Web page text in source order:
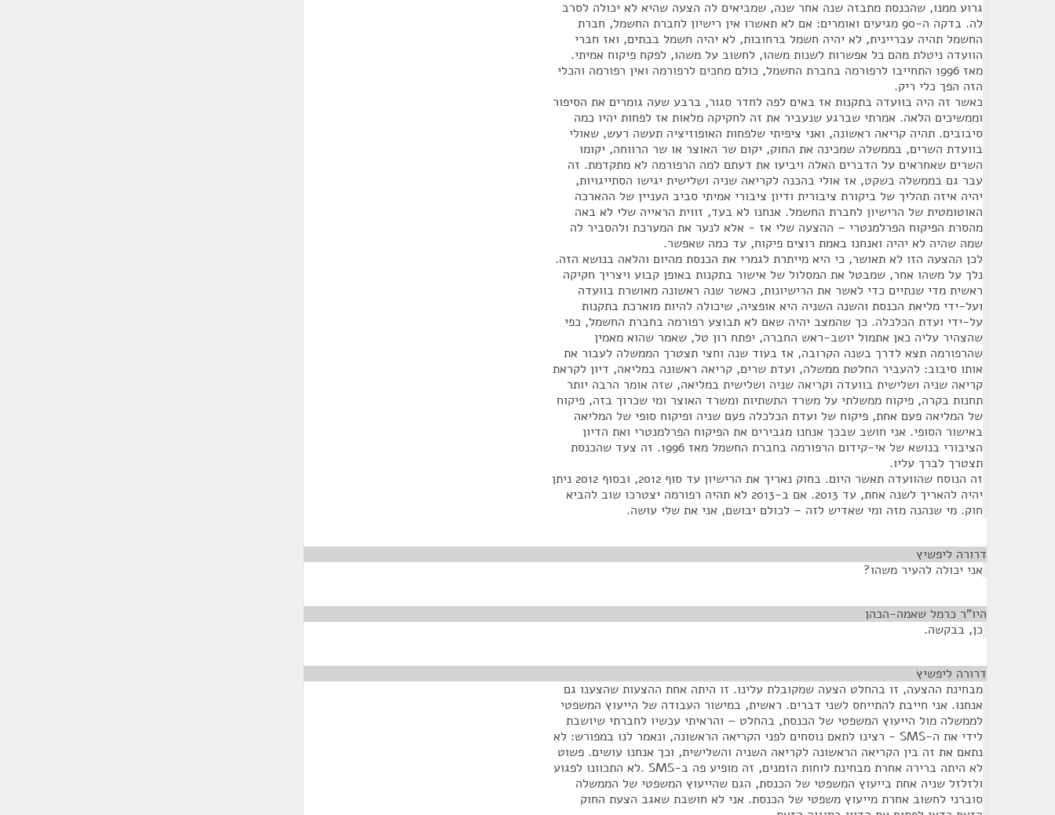
גרוע ממנו, שהכנסת מתבזה שנה אחר שנה, שמביאים לה הצעה שהיא לא יכולה לסרב
לה. בדקה ה-90 מגיעים ואומרים: אם לא תאשרו אין רישיון לחברת החשמל, חברת
החשמל תהיה עבריינית, לא יהיה חשמל ברחובות, לא יהיה חשמל בבתים, ואז חברי
הוועדה ניטלת מהם כל אפשרות לשנות משהו, לחשוב על משהו, לפקח פיקוח אמיתי.
מאז 1996 התחייבו לרפורמה בחברת החשמל, כולם מחכים לרפורמה ואין רפורמה והכלי
הזה הפך כלי ריק.
כאשר זה היה בוועדה בתקנות אז באים לפה לחדר סגור, ברבע שעה גומרים את הסיפור
וממשיכים הלאה. אמרתי שברגע שנעביר את זה לחקיקה מלאות אז לפחות יהיו כמה
סיבובים. תהיה קריאה ראשונה, ואני ציפיתי שלפחות האופוזיציה תעשה רעש, שאולי
בוועדת השרים, בממשלה שמכינה את החוק, יקום שר האוצר או שר הרווחה, יקומו
השרים שאחראים על הדברים האלה ויביעו את דעתם למה הרפורמה לא מתקדמת. זה
עבר גם בממשלה בשקט, אז אולי בהכנה לקריאה שניה ושלישית יגישו הסתייגויות,
יהיה איזה תהליך של ביקורת ציבורית ודיון ציבורי אמיתי סביב העניין של ההארכה
האוטומטית של הרישיון לחברת החשמל. אנחנו לא בעד, זווית הראייה שלי לא באה
מהסרת הפיקוח הפרלמנטרי – ההצעה שלי אז - אלא לנער את המערכת ולהסביר לה
שמה שהיה לא יהיה ואנחנו באמת רוצים פיקוח, עד כמה שאפשר.
לכן ההצעה הזו לא תאושר, כי היא מייתרת לגמרי את הכנסת מהיום והלאה בנושא הזה.
נלך על משהו אחר, שמבטל את המסלול של אישור בתקנות באופן קבוע ויצריך חקיקה
ראשית מדי שנתיים כדי לאשר את הרישיונות, כאשר שנה ראשונה מאושרת בוועדה
ועל-ידי מליאת הכנסת והשנה השניה היא אופציה, שיכולה להיות מוארכת בתקנות
על-ידי ועדת הכלכלה. כך שהמצב יהיה שאם לא תבוצע רפורמה בחברת החשמל, כפי
שהצהיר עליה כאן אתמול יושב-ראש החברה, יפתח רון טל, שאמר שהוא מאמין
שהרפורמה תצא לדרך בשנה הקרובה, אז בעוד שנה וחצי תצטרך הממשלה לעבור את
אותו סיבוב: להעביר החלטת ממשלה, ועדת שרים, קריאה ראשונה במליאה, דיון לקראת
קריאה שניה ושלישית בוועדה וקריאה שניה ושלישית במליאה, שזה אומר הרבה יותר
תחנות בקרה, פיקוח ממשלתי על משרד התשתיות ומשרד האוצר ומי שכרוך בזה, פיקוח
של המליאה פעם אחת, פיקוח של ועדת הכלכלה פעם שניה ופיקוח סופי של המליאה
באישור הסופי. אני חושב שבכך אנחנו מגבירים את הפיקוח הפרלמנטרי ואת הדיון
הציבורי בנושא של אי-קידום הרפורמה בחברת החשמל מאז 1996. זה צעד שהכנסת
תצטרך לברך עליו.
זה הנוסח שהוועדה תאשר היום. בחוק נאריך את הרישיון עד סוף 2012, ובסוף 2012 ניתן
יהיה להאריך לשנה אחת, עד 2013. אם ב-2013 לא תהיה רפורמה יצטרכו שוב להביא
חוק. מי שנהנה מזה ומי שאדיש לזה – לכולם יבושם, אני את שלי עושה.
דרורה ליפשיץ
אני יכולה להעיר משהו?
היו"ר כרמל שאמה-הכהן
כן, בבקשה.
דרורה ליפשיץ
מבחינת ההצעה, זו בהחלט הצעה שמקובלת עלינו. זו היתה אחת ההצעות שהצענו גם
אנחנו. אני חייבת להתייחס לשני דברים. ראשית, במישור העבודה של הייעוץ המשפטי
לממשלה מול הייעוץ המשפטי של הכנסת, בהחלט – והראיתי עכשיו לחברתי שיושבת
לידי את ה-SMS - רצינו לתאם נוסחים לפני הקריאה הראשונה, ונאמר לנו במפורש: לא
נתאם את זה בין הקריאה הראשונה לקריאה השניה והשלישית, וכך אנחנו עושים. פשוט
לא היתה ברירה אחרת מבחינת לוחות הזמנים, זה מופיע פה ב-SMS .לא התכוונו לפגוע
ולזלזל שניה אחת בייעוץ המשפטי של הכנסת, הגם שהייעוץ המשפטי של הממשלה
סוברני לחשוב אחרת מייעוץ משפטי של הכנסת. אני לא חושבת שאגב הצעת החוק